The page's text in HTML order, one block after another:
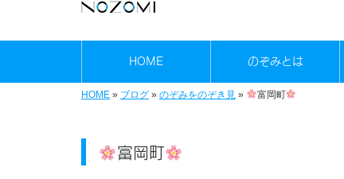
HOME のぞみとは
HOME » ブログ » のぞみをのぞき見 » 富岡町
富岡町